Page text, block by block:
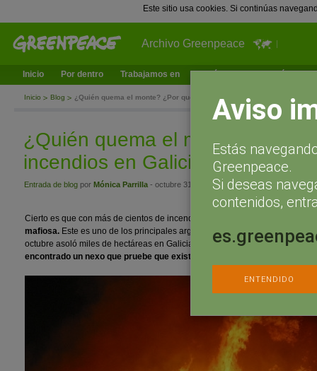
Este sitio usa cookies. Si continúas
Archivo Greenpeace
Inicio Por dentro Trabajamos en ¿Qué puedes hacer tú?
Inicio Blog ¿Quién quema el monte? ¿Por qué hay tantos incendios en Galicia?
¿Quién quema el monte? ¿Por
incendios en Galicia?
Entrada de blog por Mónica Parrilla - octubre 31, 2017 a las 11:10
Cierto es que con más de cientos de incendios en un mismo día cuesta
mafiosa. Este es uno de los principales argumentos que siguen
octubre asoló miles de hectáreas en Galicia. La misma fiscalía de
encontrado un nexo que pruebe que existe esa trama.
Aviso
Estás
Greenpeace.
Si deseas
contenidos,
ENTENDIDO